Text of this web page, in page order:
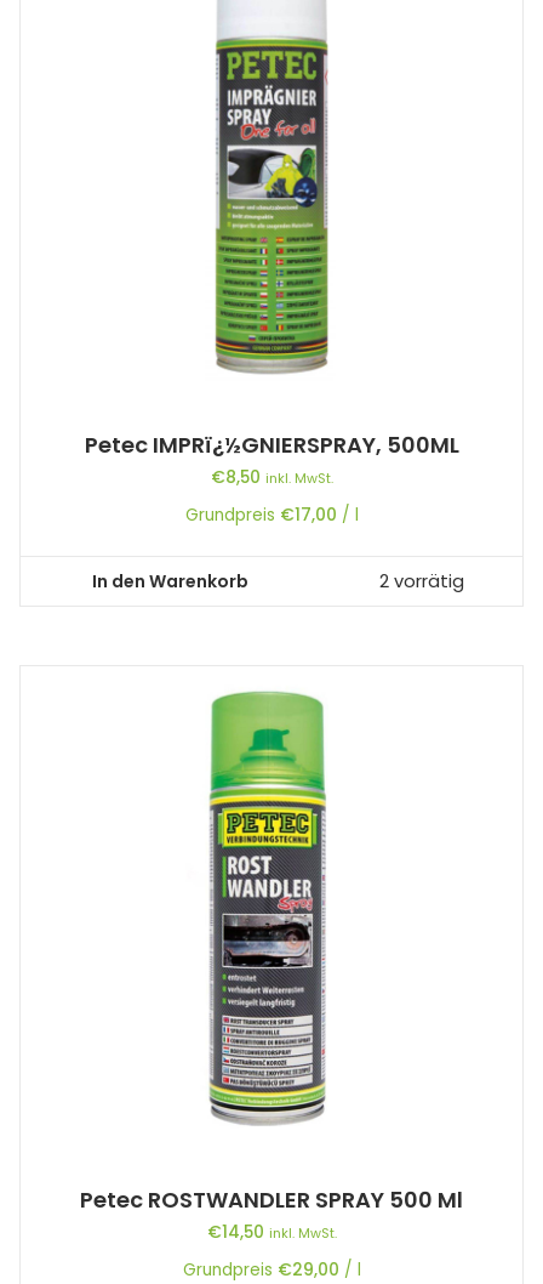
Petec IMPRï¿½GNIERSPRAY, 500ML
€8,50 inkl. MwSt.
Grundpreis €17,00 / l
In den Warenkorb 2 vorrätig
Petec ROSTWANDLER SPRAY 500 Ml
€14,50 inkl. MwSt.
Grundpreis €29,00 / l